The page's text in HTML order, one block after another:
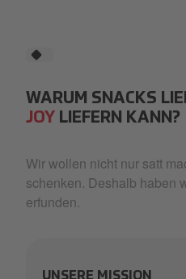
WARUM SNACKS
JOY LIEFERN KANN?
Wir wollen nicht nur satt
schenken. Deshalb haben
erfunden.